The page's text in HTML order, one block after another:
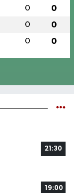
0 0
0 0
0 0
21:30
19:00